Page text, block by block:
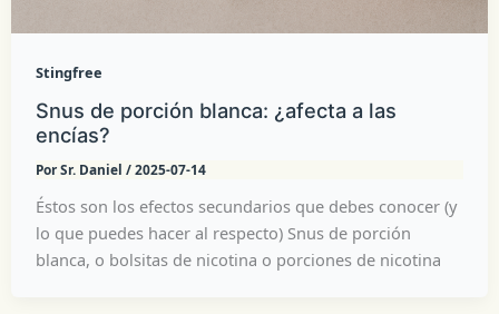
Stingfree
Snus de porción blanca: ¿afecta a las
encías?
PorSr. Daniel /2025-07-14
Éstos son los efectos secundarios que debes conocer (y
lo que puedes hacer al respecto) Snus de porción
blanca, o bolsitas de nicotina o porciones de nicotina